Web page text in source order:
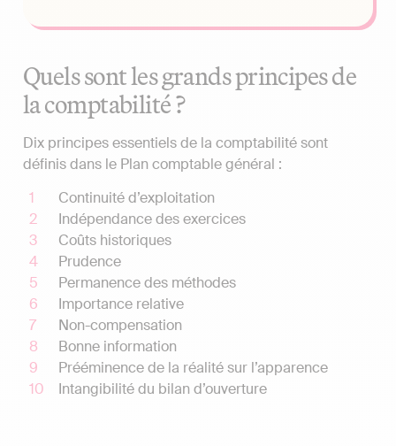
Quels sont les grands principes de
la comptabilité ?
Dix principes essentiels de la comptabilité sont
définis dans le Plan comptable général :
Continuité d’exploitation
Indépendance des exercices
Coûts historiques
Prudence
Permanence des méthodes
Importance relative
Non-compensation
Bonne information
Prééminence de la réalité sur l’apparence
Intangibilité du bilan d’ouverture